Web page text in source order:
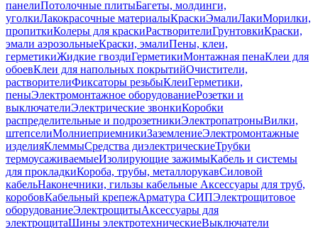
панелиПотолочные плитыБагеты, молдинги,
уголкиЛакокрасочные материалыКраскиЭмалиЛакиМорилки,
пропиткиКолеры для краскиРастворителиГрунтовкиКраски,
эмали аэрозольныеКраски, эмалиПены, клеи,
герметикиЖидкие гвоздиГерметикиМонтажная пенаКлеи для
обоевКлеи для напольных покрытийОчистители,
растворителиФиксаторы резьбыКлеиГерметики,
пеныЭлектромонтажное оборудованиеРозетки и
выключателиЭлектрические звонкиКоробки
распределительные и подрозетникиЭлектропатроныВилки,
штепселиМолниеприемникиЗаземлениеЭлектромонтажные
изделияКлеммыСредства диэлектрическиеТрубки
термоусаживаемыеИзолирующие зажимыКабель и системы
для прокладкиКороба, трубы, металлорукавСиловой
кабельНаконечники, гильзы кабельные Аксессуары для труб,
коробовКабельный крепежАрматура СИПЭлектрощитовое
оборудованиеЭлектрощитыАксессуары для
электрощитаШины электротехническиеВыключатели